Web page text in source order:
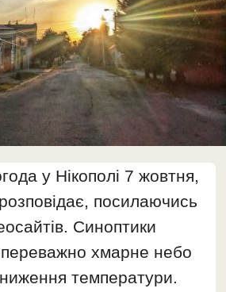
у Нікополі 7 жовтня,
розповідає, посилаючись
Синоптики
хмарне небо
температури.